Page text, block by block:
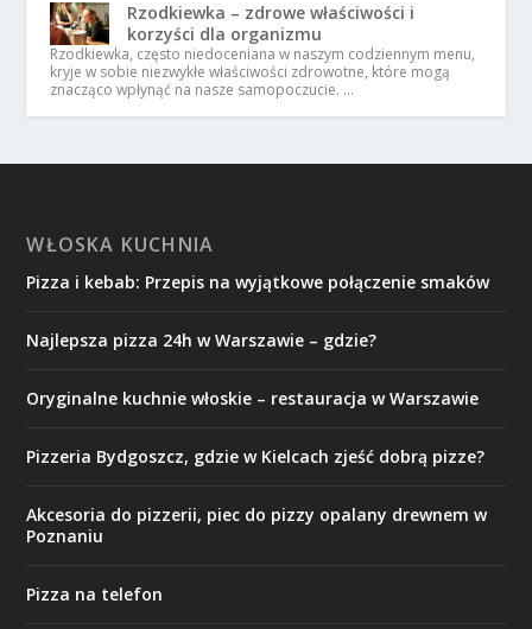
Rzodkiewka – zdrowe właściwości i
korzyści dla organizmu
Rzodkiewka, często niedoceniana w naszym codziennym menu,
kryje w sobie niezwykłe właściwości zdrowotne, które mogą
znacząco wpłynąć na nasze samopoczucie. …
WŁOSKA KUCHNIA
Pizza i kebab: Przepis na wyjątkowe połączenie smaków
Najlepsza pizza 24h w Warszawie – gdzie?
Oryginalne kuchnie włoskie – restauracja w Warszawie
Pizzeria Bydgoszcz, gdzie w Kielcach zjeść dobrą pizze?
Akcesoria do pizzerii, piec do pizzy opalany drewnem w
Poznaniu
Pizza na telefon